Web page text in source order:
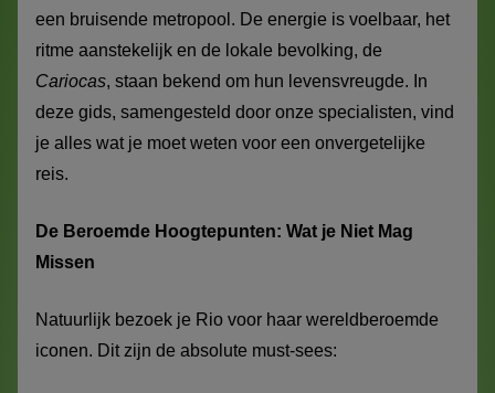
een bruisende metropool. De energie is voelbaar, het
ritme aanstekelijk en de lokale bevolking, de
Cariocas, staan bekend om hun levensvreugde. In
deze gids, samengesteld door onze specialisten, vind
je alles wat je moet weten voor een onvergetelijke
reis.
De Beroemde Hoogtepunten: Wat je Niet Mag
Missen
Natuurlijk bezoek je Rio voor haar wereldberoemde
iconen. Dit zijn de absolute must-sees: